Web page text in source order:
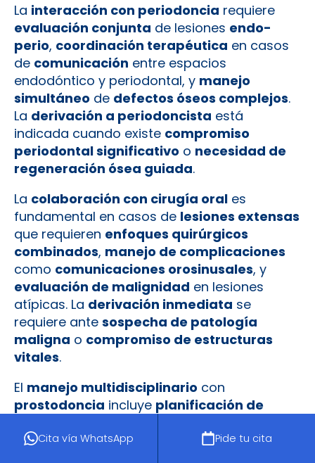
Cita vía WhatsApp Pide tu cita
La interacción con periodoncia requiere
evaluación conjunta de lesiones endo-
perio, coordinación terapéutica en casos
de comunicación entre espacios
endodóntico y periodontal, y manejo
simultáneo de defectos óseos complejos.
La derivación a periodoncista está
indicada cuando existe compromiso
periodontal significativo o necesidad de
regeneración ósea guiada.
La colaboración con cirugía oral es
fundamental en casos de lesiones extensas
que requieren enfoques quirúrgicos
combinados, manejo de complicaciones
como comunicaciones orosinusales, y
evaluación de malignidad en lesiones
atípicas. La derivación inmediata se
requiere ante sospecha de patología
maligna o compromiso de estructuras
vitales.
El manejo multidisciplinario con
prostodoncia incluye planificación de
consideraciones estéticas
en zona anterior,